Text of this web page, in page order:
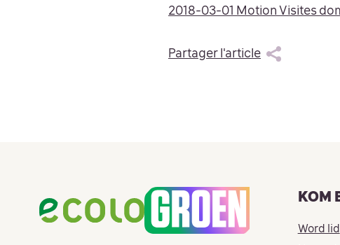
2018-03-01 Motion Visites
Partager l'article
KOM
Word lid